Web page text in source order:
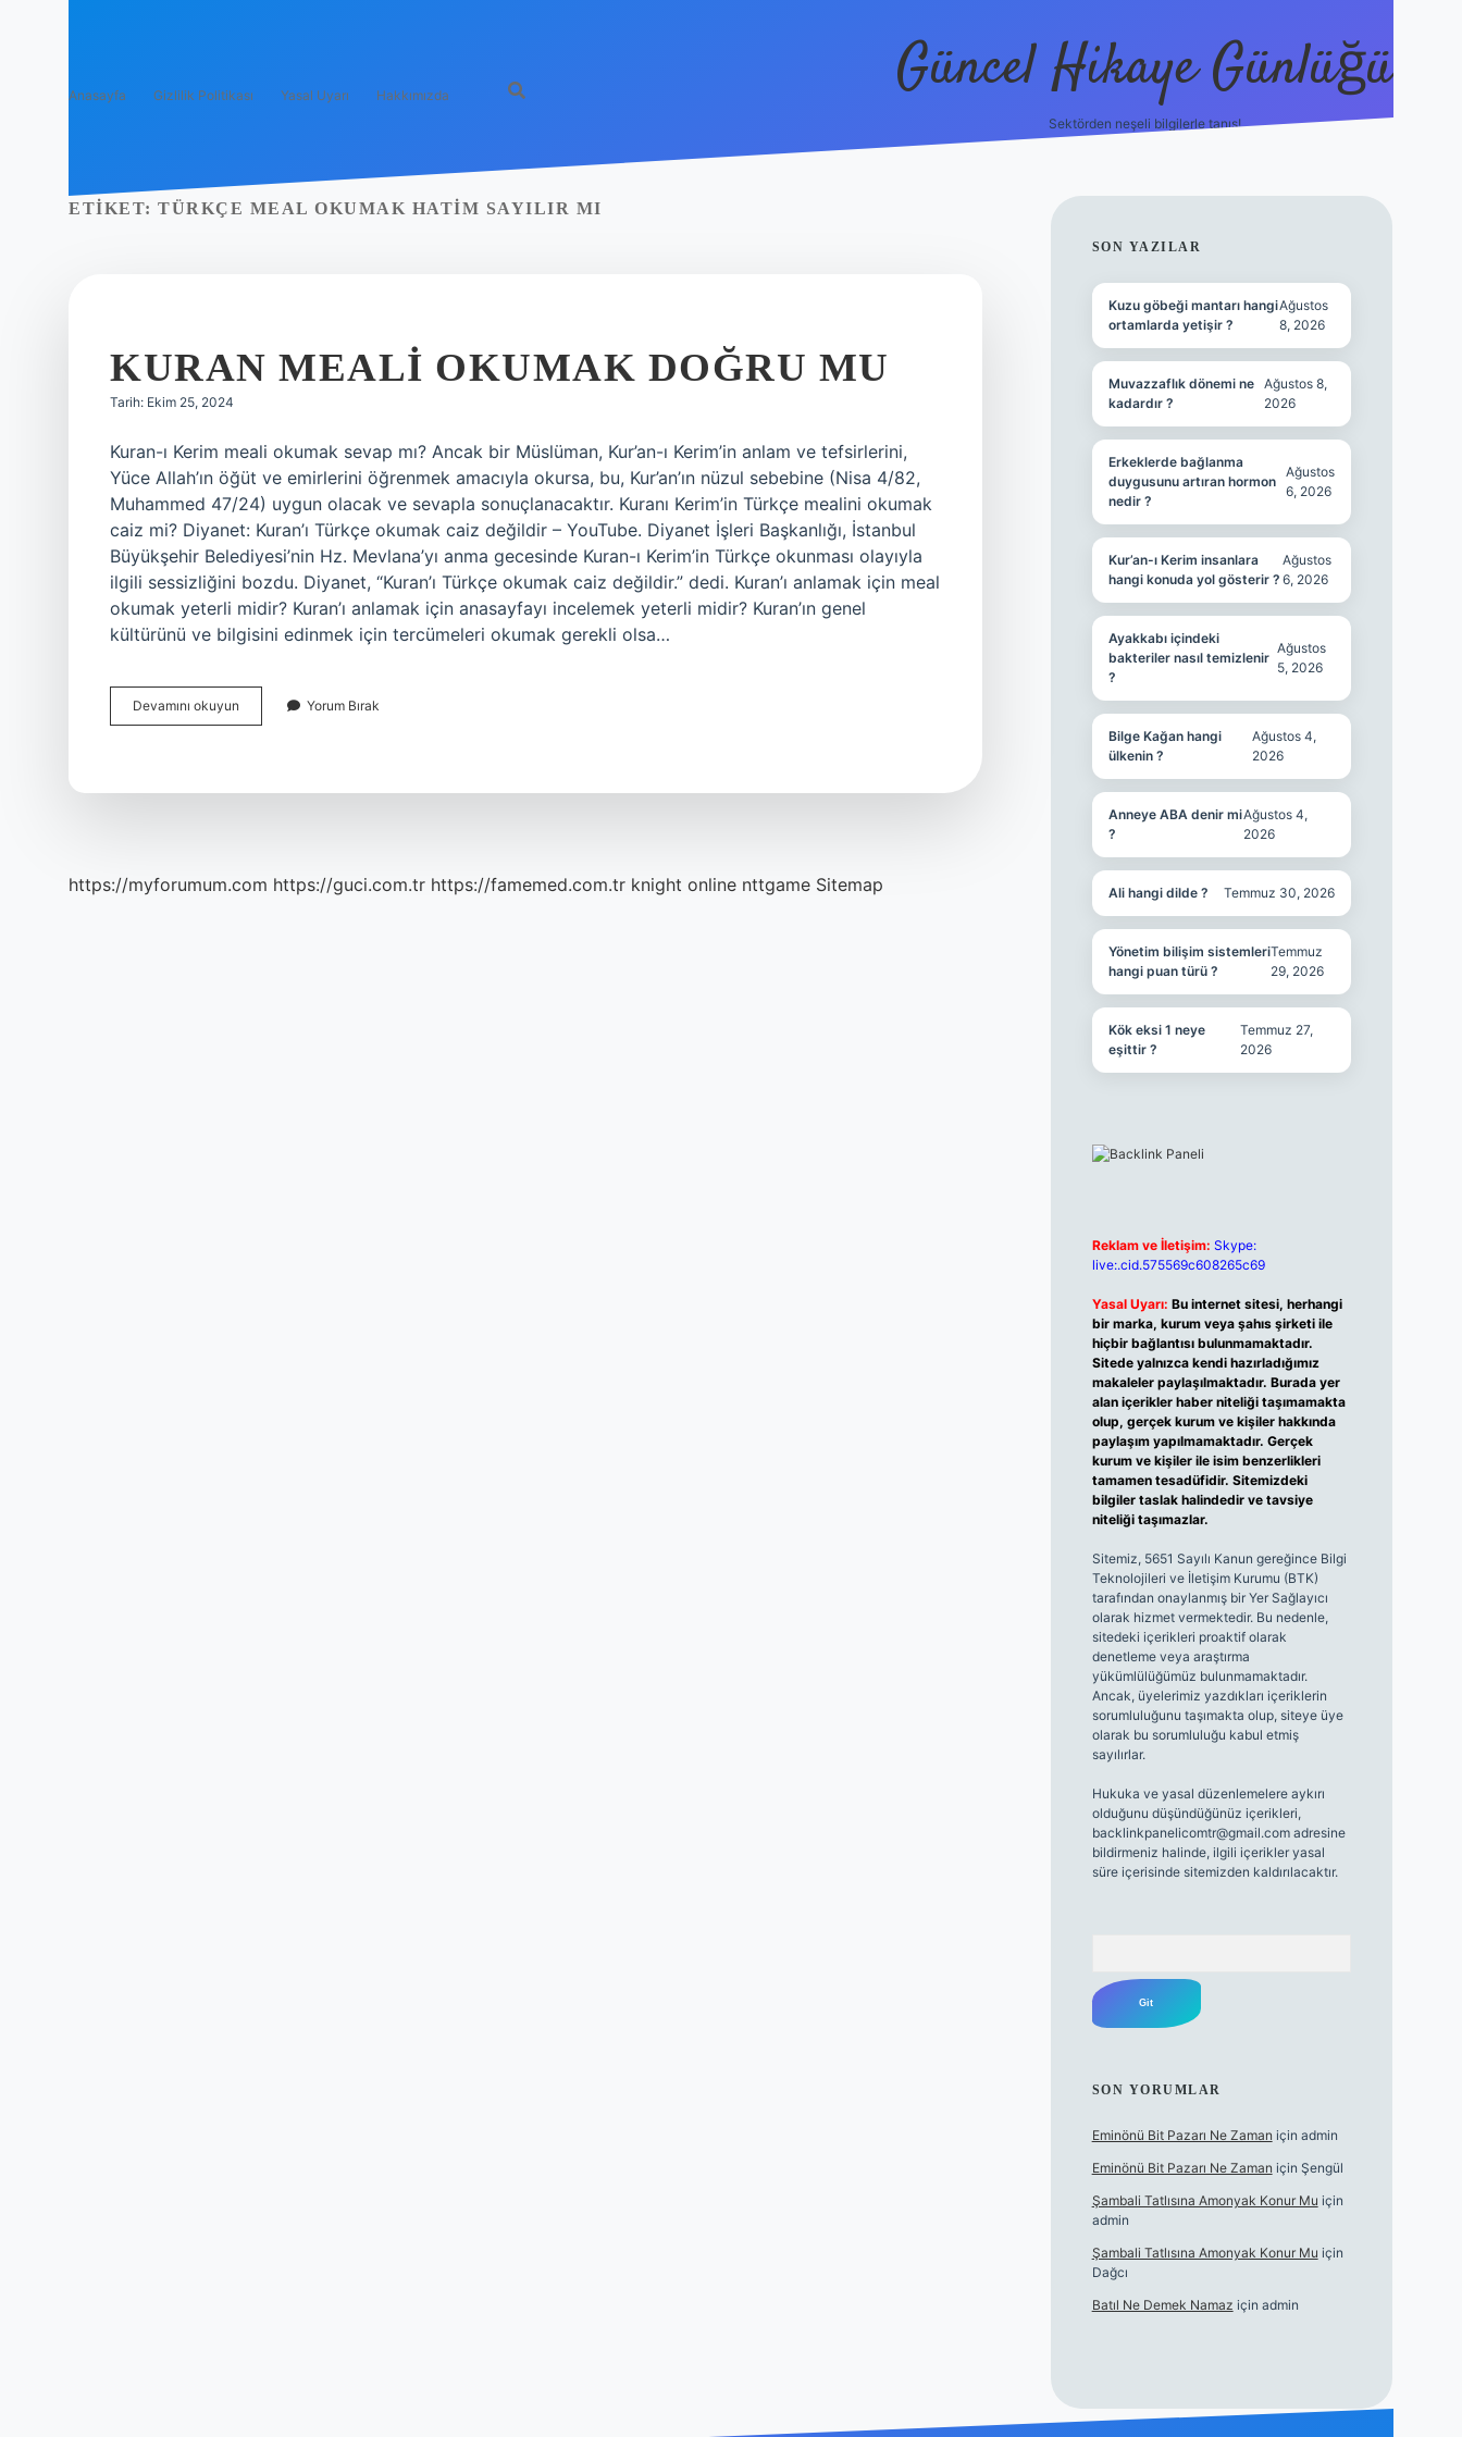
Anasayfa Gizlilik Politikası Yasal Uyarı Hakkımızda Güncel Hikaye Günlüğü
Sektörden neşeli bilgilerle tanış!
ETIKET: TÜRKÇE MEAL OKUMAK HATIM SAYILIR MI
KURAN MEALI OKUMAK DOĞRU MU
Tarih: Ekim 25, 2024
Kuran-ı Kerim meali okumak sevap mı? Ancak bir Müslüman, Kur’an-ı Kerim’in anlam ve tefsirlerini,
Yüce Allah’ın öğüt ve emirlerini öğrenmek amacıyla okursa, bu, Kur’an’ın nüzul sebebine (Nisa 4/82,
Muhammed 47/24) uygun olacak ve sevapla sonuçlanacaktır. Kuranı Kerim’in Türkçe mealini okumak
caiz mi? Diyanet: Kuran’ı Türkçe okumak caiz değildir – YouTube. Diyanet İşleri Başkanlığı, İstanbul
Büyükşehir Belediyesi’nin Hz. Mevlana’yı anma gecesinde Kuran-ı Kerim’in Türkçe okunması olayıyla
ilgili sessizliğini bozdu. Diyanet, “Kuran’ı Türkçe okumak caiz değildir.” dedi. Kuran’ı anlamak için meal
okumak yeterli midir? Kuran’ı anlamak için anasayfayı incelemek yeterli midir? Kuran’ın genel
kültürünü ve bilgisini edinmek için tercümeleri okumak gerekli olsa…
Devamını okuyun
Meali
Yorum Bırak
https://myforumum.com https://guci.com.tr https://famemed.com.tr knight online nttgame Sitemap
SIDEBAR
SON YAZILAR
Kuzu göbeği mantarı hangi
ortamlarda yetişir ?
Ağustos
8, 2026
Muvazzaflık dönemi ne
kadardır ?
Ağustos 8,
2026
Erkeklerde bağlanma
duygusunu artıran hormon
nedir ?
Ağustos
6, 2026
Kur’an-ı Kerim insanlara
hangi konuda yol gösterir ?
Ağustos
6, 2026
Ayakkabı içindeki
bakteriler nasıl temizlenir
?
Ağustos
5, 2026
Bilge Kağan hangi
ülkenin ?
Ağustos 4,
2026
Anneye ABA denir mi
?
Ağustos 4,
2026
Ali hangi dilde ? Temmuz 30, 2026
Yönetim bilişim sistemleri
hangi puan türü ?
Temmuz
29, 2026
Kök eksi 1 neye
eşittir ?
Temmuz 27,
2026
Reklam ve İletişim: Skype:
live:.cid.575569c608265c69
Yasal Uyarı: Bu internet sitesi, herhangi
bir marka, kurum veya şahıs şirketi ile
hiçbir bağlantısı bulunmamaktadır.
Sitede yalnızca kendi hazırladığımız
makaleler paylaşılmaktadır. Burada yer
alan içerikler haber niteliği taşımamakta
olup, gerçek kurum ve kişiler hakkında
paylaşım yapılmamaktadır. Gerçek
kurum ve kişiler ile isim benzerlikleri
tamamen tesadüfidir. Sitemizdeki
bilgiler taslak halindedir ve tavsiye
niteliği taşımazlar.
Sitemiz, 5651 Sayılı Kanun gereğince Bilgi
Teknolojileri ve İletişim Kurumu (BTK)
tarafından onaylanmış bir Yer Sağlayıcı
olarak hizmet vermektedir. Bu nedenle,
sitedeki içerikleri proaktif olarak
denetleme veya araştırma
yükümlülüğümüz bulunmamaktadır.
Ancak, üyelerimiz yazdıkları içeriklerin
sorumluluğunu taşımakta olup, siteye üye
olarak bu sorumluluğu kabul etmiş
sayılırlar.
Hukuka ve yasal düzenlemelere aykırı
olduğunu düşündüğünüz içerikleri,
backlinkpanelicomtr@gmail.comadresine
bildirmeniz halinde, ilgili içerikler yasal
süre içerisinde sitemizden kaldırılacaktır.
SON YORUMLAR
Eminönü Bit Pazarı Ne Zaman için admin
Eminönü Bit Pazarı Ne Zaman için Şengül
Şambali Tatlısına Amonyak Konur Mu için
admin
Şambali Tatlısına Amonyak Konur Mu için
Dağcı
Batıl Ne Demek Namaz için admin